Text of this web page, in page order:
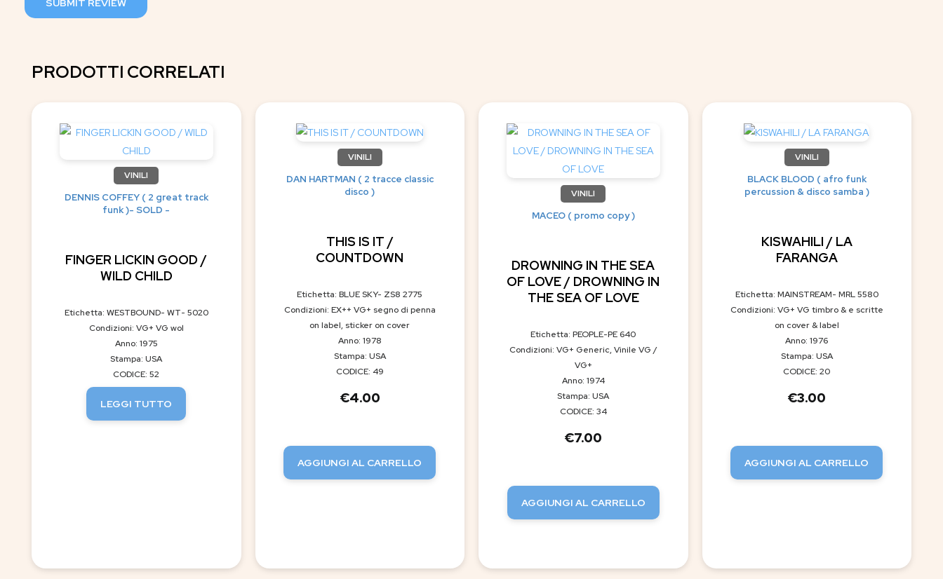
SUBMIT REVIEW
PRODOTTI CORRELATI
VINILI
DENNIS COFFEY ( 2 great track
funk )- SOLD -
FINGER LICKIN GOOD /
WILD CHILD
Etichetta: WESTBOUND- WT- 5020
Condizioni: VG+ VG wol
Anno: 1975
Stampa: USA
CODICE: 52
LEGGI TUTTO
VINILI
DAN HARTMAN ( 2 tracce classic
disco )
THIS IS IT /
COUNTDOWN
Etichetta: BLUE SKY- ZS8 2775
Condizioni: EX++ VG+ segno di penna
on label, sticker on cover
Anno: 1978
Stampa: USA
CODICE: 49
€4.00
AGGIUNGI AL CARRELLO
VINILI
MACEO ( promo copy )
DROWNING IN THE SEA
OF LOVE / DROWNING IN
THE SEA OF LOVE
Etichetta: PEOPLE-PE 640
Condizioni: VG+ Generic, Vinile VG /
VG+
Anno: 1974
Stampa: USA
CODICE: 34
€7.00
AGGIUNGI AL CARRELLO
VINILI
BLACK BLOOD ( afro funk
percussion & disco samba )
KISWAHILI / LA
FARANGA
Etichetta: MAINSTREAM- MRL 5580
Condizioni: VG+ VG timbro & e scritte
on cover & label
Anno: 1976
Stampa: USA
CODICE: 20
€3.00
AGGIUNGI AL CARRELLO